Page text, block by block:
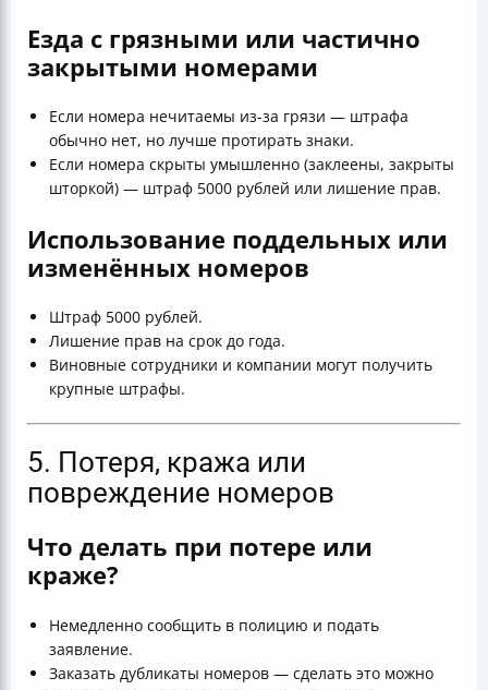
Езда с грязными или частично
закрытыми номерами
Если номера нечитаемы из-за грязи — штрафа
обычно нет, но лучше протирать знаки.
Если номера скрыты умышленно (заклеены, закрыты
шторкой) — штраф 5000 рублей или лишение прав.
Использование поддельных или
изменённых номеров
Штраф 5000 рублей.
Лишение прав на срок до года.
Виновные сотрудники и компании могут получить
крупные штрафы.
5. Потеря, кража или
повреждение номеров
Что делать при потере или
краже?
Немедленно сообщить в полицию и подать
заявление.
Заказать дубликаты номеров — сделать это можно